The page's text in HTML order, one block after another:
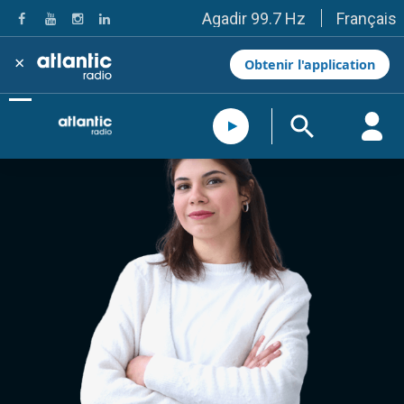
Agadir 99.7 Hz
Tanger 103.3 Hz
Tétouan 87.8 Hz
Fès 98.8 Hz
Meknès 97.2 Hz
El Jadida 97.3
Settat 104,6
Essaouira 96.6
Safi 92.3
Taza 103.0
Taounate 95.6
Tiznit 103.1
SkhourRhamna 92.2
Taroudant 104.9
Guelmim 91.9
Tan-Tan 95.2
Tafraout 104.9
Casablanca 92.5 Hz
Rabat, Salé 106.9 Hz
Marrakech 90.5 Hz
Français
× Obtenir l'application